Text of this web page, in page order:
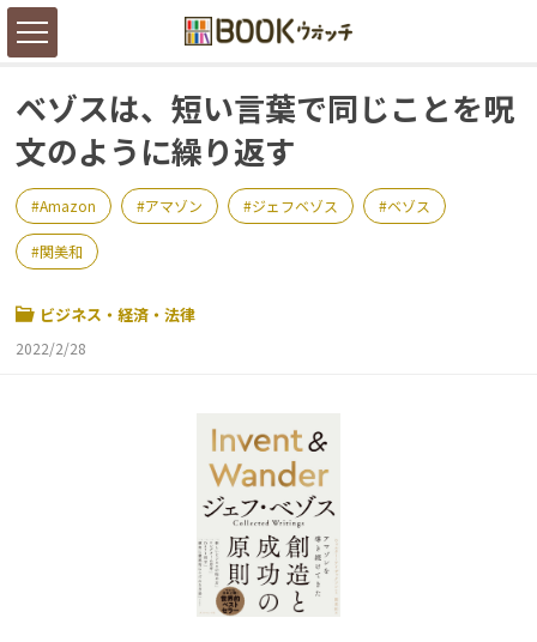
ベゾスは、短い言葉で同じことを呪
文のように繰り返す
Amazon アマゾン ジェフベゾス ベゾス
関美和
ビジネス・経済・法律
2022/2/28